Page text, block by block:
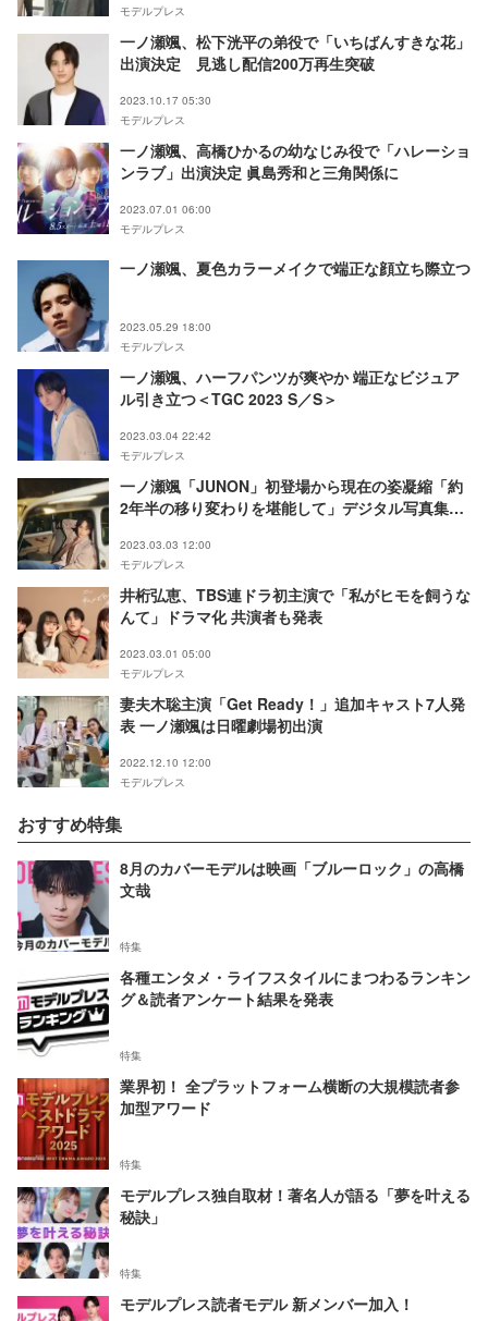
モデルプレス
一ノ瀬颯、松下洸平の弟役で「いちばんすきな花」
出演決定 見逃し配信200万再生突破
2023.10.17 05:30
モデルプレス
一ノ瀬颯、高橋ひかるの幼なじみ役で「ハレーショ
ンラブ」出演決定 眞島秀和と三角関係に
2023.07.01 06:00
モデルプレス
一ノ瀬颯、夏色カラーメイクで端正な顔立ち際立つ
2023.05.29 18:00
モデルプレス
一ノ瀬颯、ハーフパンツが爽やか 端正なビジュア
ル引き立つ＜TGC 2023 S／S＞
2023.03.04 22:42
モデルプレス
一ノ瀬颯「JUNON」初登場から現在の姿凝縮「約
2年半の移り変わりを堪能して」デジタル写真集決
2023.03.03 12:00
モデルプレス
井桁弘恵、TBS連ドラ初主演で「私がヒモを飼うな
んて」ドラマ化 共演者も発表
2023.03.01 05:00
モデルプレス
妻夫木聡主演「Get Ready！」追加キャスト7人発
表 一ノ瀬颯は日曜劇場初出演
2022.12.10 12:00
モデルプレス
おすすめ特集
8月のカバーモデルは映画「ブルーロック」の高橋
文哉
特集
各種エンタメ・ライフスタイルにまつわるランキン
グ＆読者アンケート結果を発表
特集
業界初！ 全プラットフォーム横断の大規模読者参
加型アワード
特集
モデルプレス独自取材！著名人が語る「夢を叶える
秘訣」
特集
モデルプレス読者モデル 新メンバー加入！